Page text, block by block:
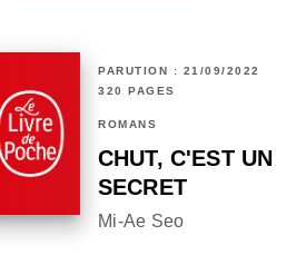
PARUTION : 21/09/2022
320 PAGES
ROMANS
CHUT, C'EST UN
SECRET
Mi-Ae Seo